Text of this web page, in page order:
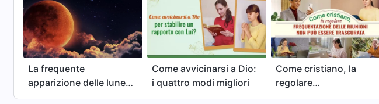
La frequente
apparizione delle lune
di sangue: un
Come avvicinarsi a Dio:
i quattro modi migliori
Come cristiano, la
regolare
frequentazione delle